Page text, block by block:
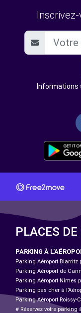
Informations
PLACES
PARKING À
Parking Aéroport Biarritz
Parking Aéroport de
Parking Aéroport Nîmes
Parking pas cher à
Parking Aéroport Roissy-
# Réservez votre parking